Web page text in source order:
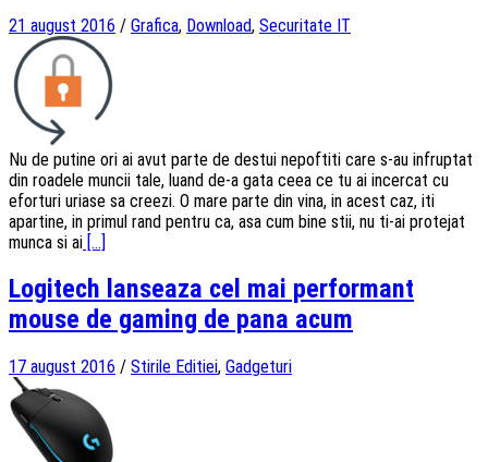
21 august 2016 / Grafica, Download, Securitate IT
Nu de putine ori ai avut parte de destui nepoftiti care s-au infruptat
din roadele muncii tale, luand de-a gata ceea ce tu ai incercat cu
eforturi uriase sa creezi. O mare parte din vina, in acest caz, iti
apartine, in primul rand pentru ca, asa cum bine stii, nu ti-ai protejat
munca si ai [...]
Logitech lanseaza cel mai performant
mouse de gaming de pana acum
17 august 2016 / Stirile Editiei, Gadgeturi